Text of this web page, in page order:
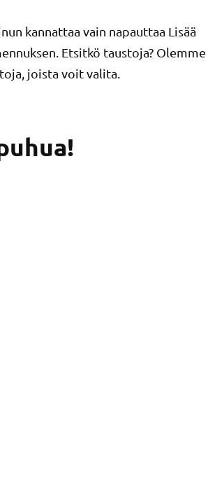
kannattaa vain napauttaa Lisää
Etsitkö taustoja? Olemme
joista voit valita.